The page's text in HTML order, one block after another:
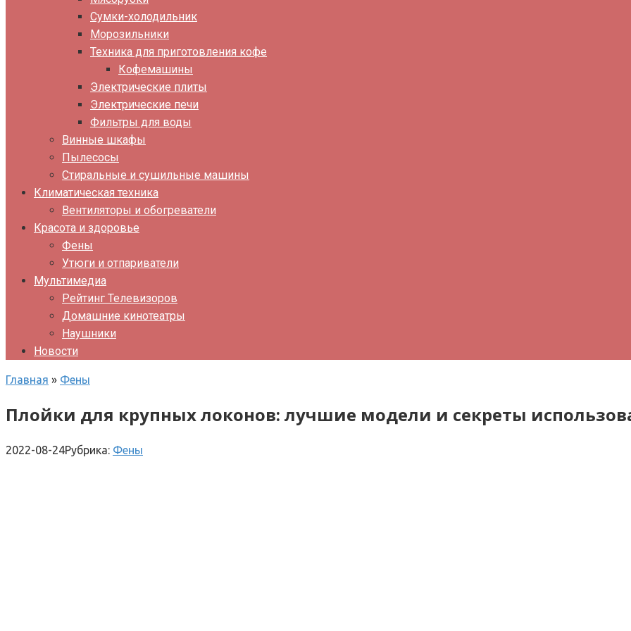
Сумки-холодильник
Морозильники
Техника для приготовления кофе
Кофемашины
Электрические плиты
Электрические печи
Фильтры для воды
Винные шкафы
Пылесосы
Стиральные и сушильные машины
Климатическая техника
Вентиляторы и обогреватели
Красота и здоровье
Фены
Утюги и отпариватели
Мультимедиа
Рейтинг Телевизоров
Домашние кинотеатры
Наушники
Новости
Главная » Фены
Плойки для крупных локонов: лучшие модели и секреты
2022-08-24Рубрика: Фены